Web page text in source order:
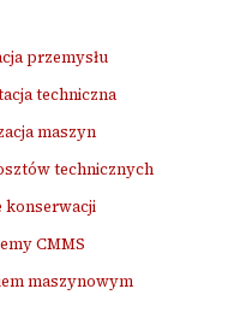
przemysłu
techniczna
maszyn
technicznych
konserwacji
CMMS
maszynowym